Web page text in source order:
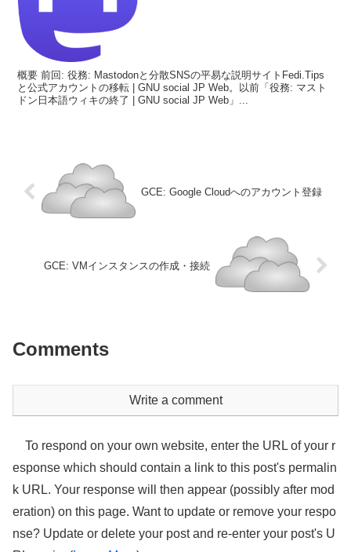
概要 前回: 役務: Mastodonと分散SNSの平易な説明サイトFedi.Tips
と公式アカウントの移転 | GNU social JP Web。以前「役務: マスト
ドン日本語ウィキの終了 | GNU social JP Web」...
GCE: Google Cloudへのアカウント登録
GCE: VMインスタンスの作成・接続
Comments
Write a comment
To respond on your own website, enter the URL of your r
esponse which should contain a link to this post's permalin
k URL. Your response will then appear (possibly after mod
eration) on this page. Want to update or remove your respo
nse? Update or delete your post and re-enter your post's U